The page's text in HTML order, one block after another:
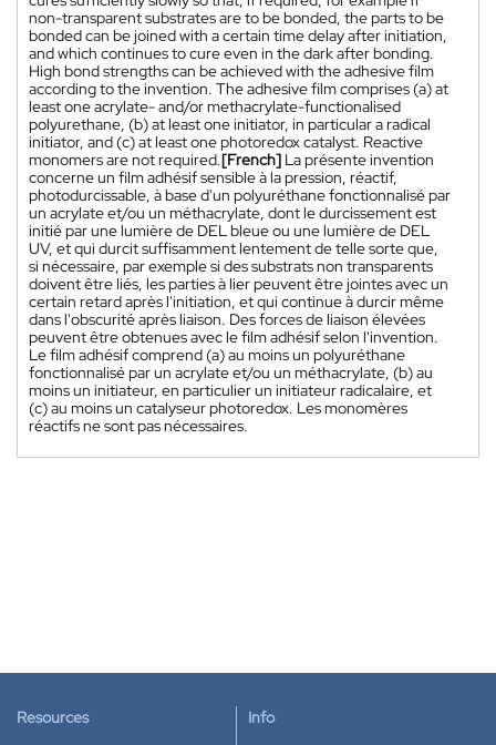
non-transparent substrates are to be bonded, the parts to be
bonded can be joined with a certain time delay after initiation,
and which continues to cure even in the dark after bonding.
High bond strengths can be achieved with the adhesive film
according to the invention. The adhesive film comprises (a) at
least one acrylate- and/or methacrylate-functionalised
polyurethane, (b) at least one initiator, in particular a radical
initiator, and (c) at least one photoredox catalyst. Reactive
monomers are not required.[French] La présente invention
concerne un film adhésif sensible à la pression, réactif,
photodurcissable, à base d'un polyuréthane fonctionnalisé par
un acrylate et/ou un méthacrylate, dont le durcissement est
initié par une lumière de DEL bleue ou une lumière de DEL
UV, et qui durcit suffisamment lentement de telle sorte que,
si nécessaire, par exemple si des substrats non transparents
doivent être liés, les parties à lier peuvent être jointes avec un
certain retard après l'initiation, et qui continue à durcir même
dans l'obscurité après liaison. Des forces de liaison élevées
peuvent être obtenues avec le film adhésif selon l'invention.
Le film adhésif comprend (a) au moins un polyuréthane
fonctionnalisé par un acrylate et/ou un méthacrylate, (b) au
moins un initiateur, en particulier un initiateur radicalaire, et
(c) au moins un catalyseur photoredox. Les monomères
réactifs ne sont pas nécessaires.
Resources Info